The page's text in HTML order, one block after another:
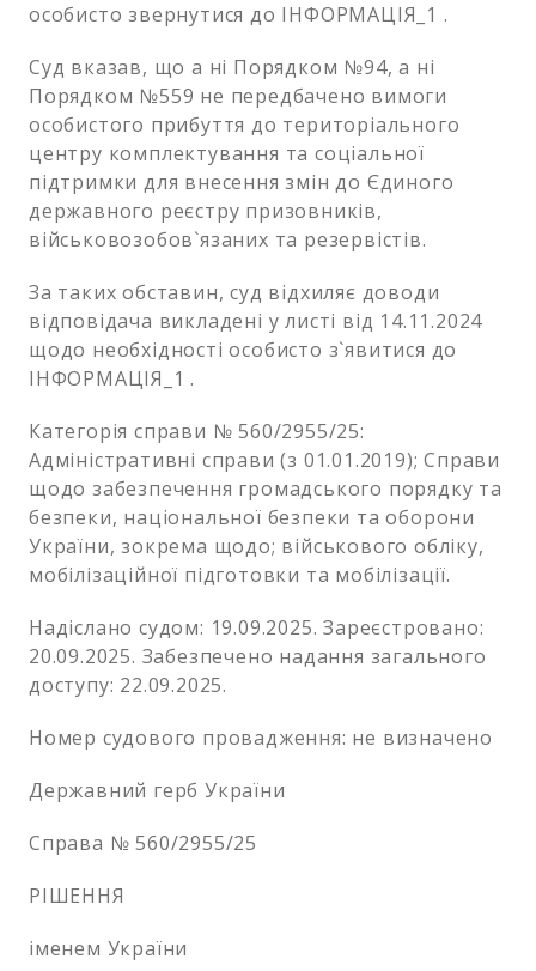
особисто звернутися до ІНФОРМАЦІЯ_1 .
Суд вказав, що а ні Порядком №94, а ні
Порядком №559 не передбачено вимоги
особистого прибуття до територіального
центру комплектування та соціальної
підтримки для внесення змін до Єдиного
державного реєстру призовників,
військовозобов`язаних та резервістів.
За таких обставин, суд відхиляє доводи
відповідача викладені у листі від 14.11.2024
щодо необхідності особисто з`явитися до
ІНФОРМАЦІЯ_1 .
Категорія справи № 560/2955/25:
Адміністративні справи (з 01.01.2019); Справи
щодо забезпечення громадського порядку та
безпеки, національної безпеки та оборони
України, зокрема щодо; військового обліку,
мобілізаційної підготовки та мобілізації.
Надіслано судом: 19.09.2025. Зареєстровано:
20.09.2025. Забезпечено надання загального
доступу: 22.09.2025.
Номер судового провадження: не визначено
Державний герб України
Справа № 560/2955/25
РІШЕННЯ
іменем України